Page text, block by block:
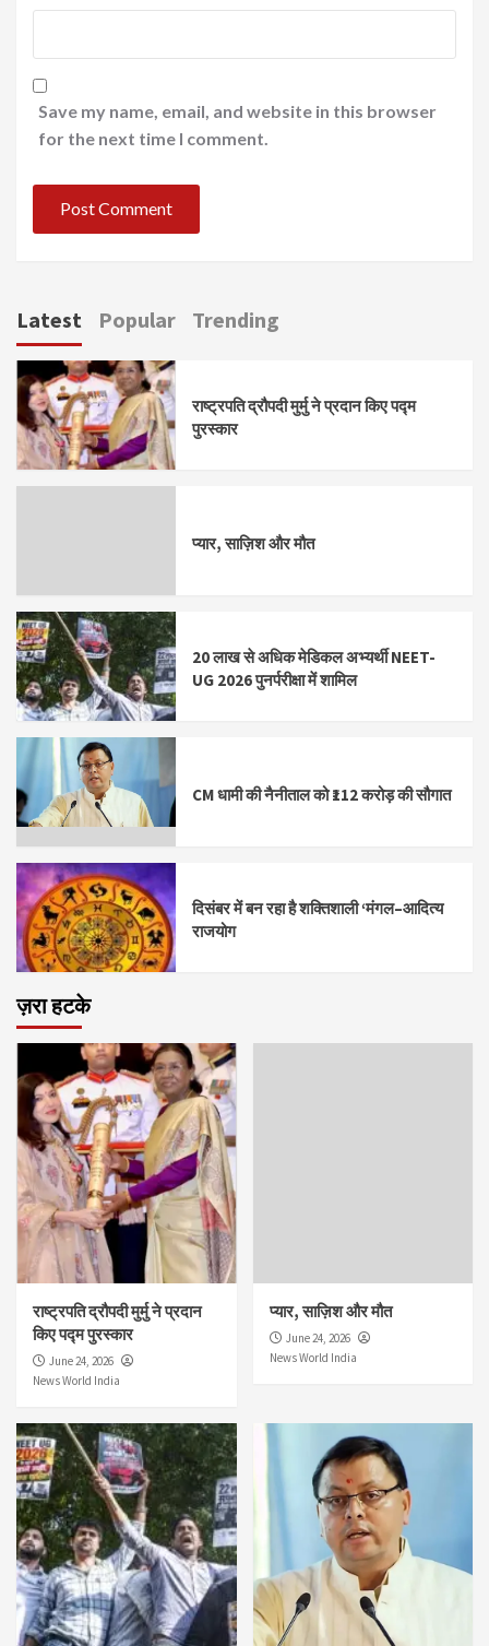
Save my name, email, and website in this browser
for the next time I comment.
Latest Popular Trending
राष्ट्रपति द्रौपदी मुर्मु ने प्रदान किए पद्म
पुरस्कार
प्यार, साज़िश और मौत
20 लाख से अधिक मेडिकल अभ्यर्थी NEET-
UG 2026 पुनर्परीक्षा में शामिल
CM धामी की नैनीताल को ₹112 करोड़ की सौगात
दिसंबर में बन रहा है शक्तिशाली ‘मंगल–आदित्य
राजयोग
ज़रा हटके
राष्ट्रपति द्रौपदी मुर्मु ने प्रदान
किए पद्म पुरस्कार
June 24, 2026
News World India
प्यार, साज़िश और मौत
June 24, 2026
News World India